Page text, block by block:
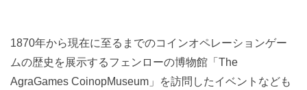
1870年から現在に至るまでのコインオペレーションゲー
ムの歴史を展示するフェンローの博物館「The
AgraGames CoinopMuseum」を訪問したイベントなども